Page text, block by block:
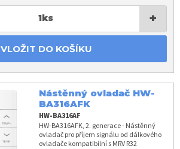
1ks +
VLOŽIT DO KOŠÍKU
Nástěnný ovladač HW-
BA316AFK
HW-BA316AF
HW-BA316AFK, 2. generace - Nástěnný
ovladač pro příjem signálu od dálkového
ovladače kompatibilní s MRV R32